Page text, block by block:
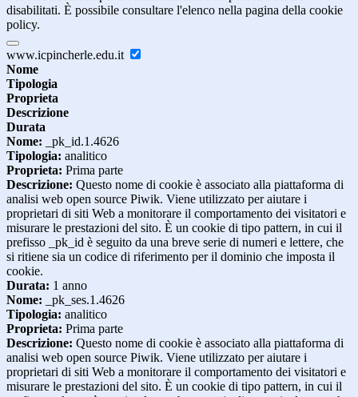
disabilitati. È possibile consultare l'elenco nella pagina della cookie
policy.
www.icpincherle.edu.it
Nome
Tipologia
Proprieta
Descrizione
Durata
Nome: _pk_id.1.4626
Tipologia: analitico
Proprieta: Prima parte
Descrizione: Questo nome di cookie è associato alla piattaforma di
analisi web open source Piwik. Viene utilizzato per aiutare i
proprietari di siti Web a monitorare il comportamento dei visitatori e
misurare le prestazioni del sito. È un cookie di tipo pattern, in cui il
prefisso _pk_id è seguito da una breve serie di numeri e lettere, che
si ritiene sia un codice di riferimento per il dominio che imposta il
cookie.
Durata: 1 anno
Nome: _pk_ses.1.4626
Tipologia: analitico
Proprieta: Prima parte
Descrizione: Questo nome di cookie è associato alla piattaforma di
analisi web open source Piwik. Viene utilizzato per aiutare i
proprietari di siti Web a monitorare il comportamento dei visitatori e
misurare le prestazioni del sito. È un cookie di tipo pattern, in cui il